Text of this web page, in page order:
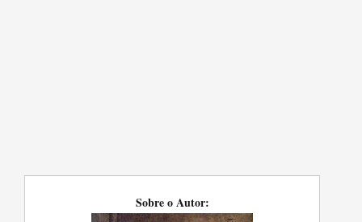
Sobre o Autor: